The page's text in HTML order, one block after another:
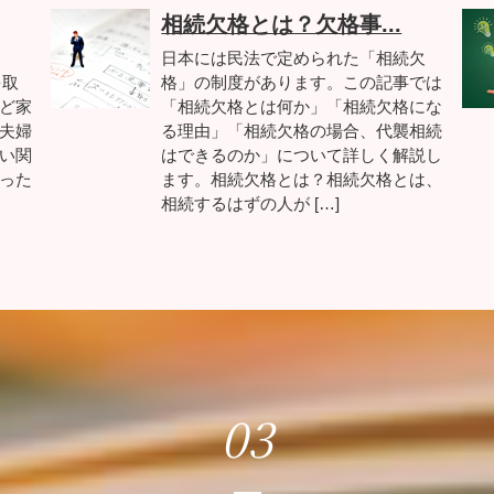
家
婦
関
た
相続欠格とは？欠格事...
日本には民法で定められた「相続欠
格」の制度があります。この記事では
「相続欠格とは何か」「相続欠格にな
る理由」「相続欠格の場合、代襲相続
はできるのか」について詳しく解説し
ます。相続欠格とは？相続欠格とは、
相続するはずの人が […]
03